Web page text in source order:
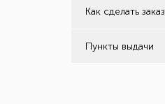
Как сделать заказ
Пункты выдачи